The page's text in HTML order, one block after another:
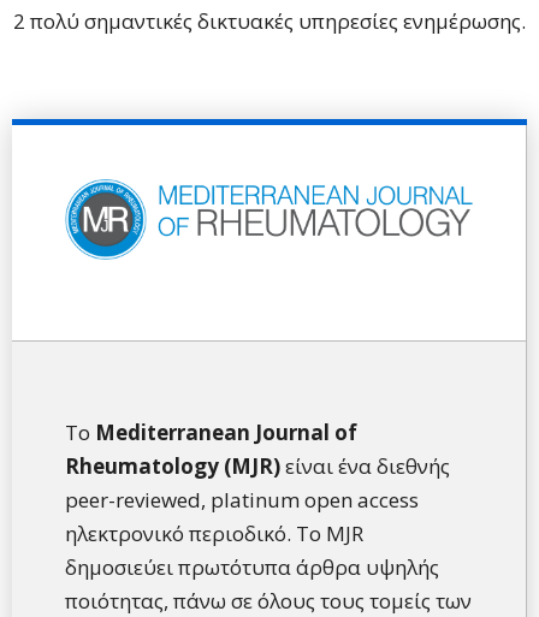
2 πολύ σημαντικές δικτυακές υπηρεσίες ενημέρωσης.
Το Mediterranean Journal of
Rheumatology (MJR)είναι ένα διεθνής
peer-reviewed, platinum open access
ηλεκτρονικό περιοδικό. Το MJR
δημοσιεύει πρωτότυπα άρθρα υψηλής
ποιότητας, πάνω σε όλους τους τομείς των